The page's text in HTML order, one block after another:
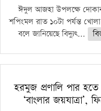
ঈদুল আজহা উপলক্ষে
শপিংমল রাত ১০টা পর্যন্ত খোলা
বলে জানিয়েছে বিদ্যুৎ...
হরমুজ প্রণালি পার হতে
‘বাংলার জয়যাত্রা’,